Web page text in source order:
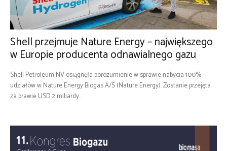
Shell przejmuje Nature Energy – największego
w Europie producenta odnawialnego gazu
Shell Petroleum NV osiągnęła porozumienie w sprawie nabycia 100%
udziałów w Nature Energy Biogas A/S (Nature Energy). Zostanie przejęta
za prawie USD 2 miliardy...